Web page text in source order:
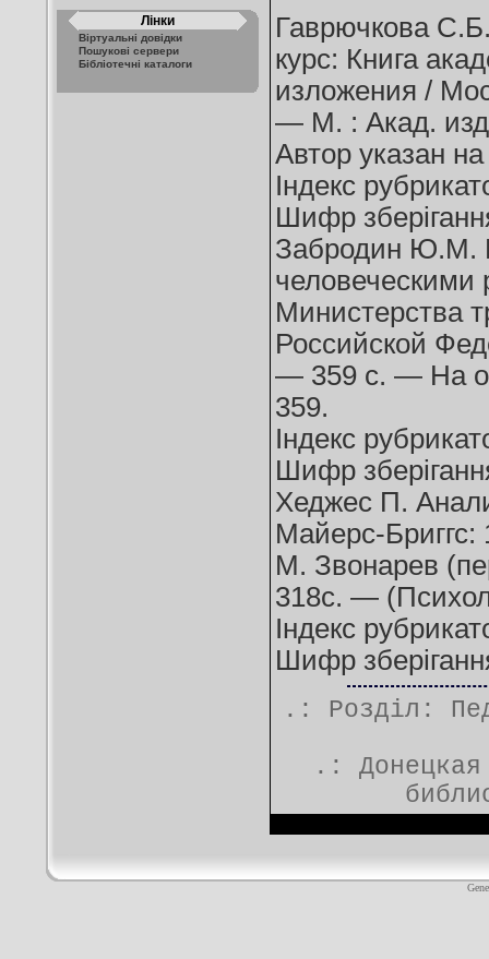
Лінки
Віртуальні довідки
Пошукові сервери
Бібліотечні каталоги
Гаврючкова
курс: Книга
изложения /
— М. : Акад.
Автор указан
Індекс
Шифр
Забродин Ю.М.
человеческими
Министерства
Российской
— 359 с. — На
359.
Індекс
Шифр
Хеджес П.
Майерс-Бриггс:
М. Звонарев
318с. —
Індекс
Шифр
.: Розділ:
.: